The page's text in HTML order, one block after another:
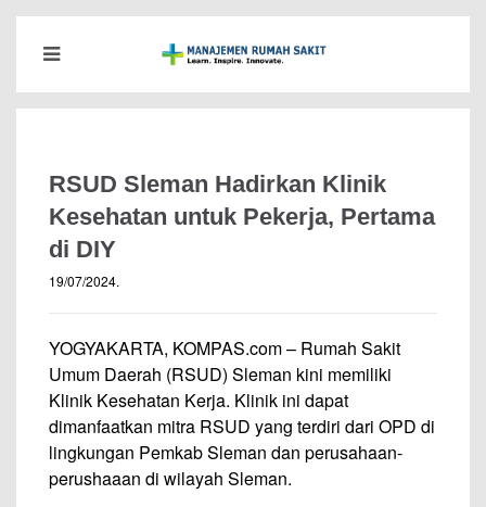
RSUD Sleman Hadirkan Klinik
Kesehatan untuk Pekerja, Pertama
di DIY
19/07/2024.
YOGYAKARTA, KOMPAS.com – Rumah Sakit
Umum Daerah (RSUD) Sleman kini memiliki
Klinik Kesehatan Kerja. Klinik ini dapat
dimanfaatkan mitra RSUD yang terdiri dari OPD di
lingkungan Pemkab Sleman dan perusahaan-
perushaaan di wilayah Sleman.